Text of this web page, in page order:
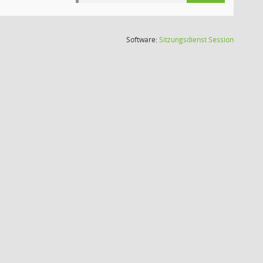
Software:SitzungsdienstSession(Wird in